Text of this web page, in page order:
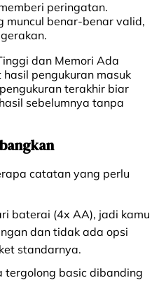
peringatan.
muncul benar-benar valid,
dan Memori Ada
pengukuran masuk
terakhir biar
sebelumnya tanpa
catatan yang perlu
baterai (4x AA), jadi kamu
dan tidak ada opsi
standarnya.
tergolong basic dibanding